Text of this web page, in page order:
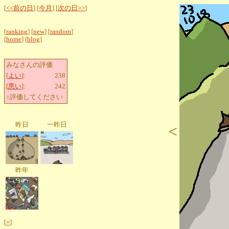
[<<前の日 ] [今月 ] [次の日>>]
[ranking] [new] [random]
[home] [blog]
みなさんの評価
[よい]:
238
[悪い]:
242
↑評価してください
昨日 一昨日
昨年
[+]
<